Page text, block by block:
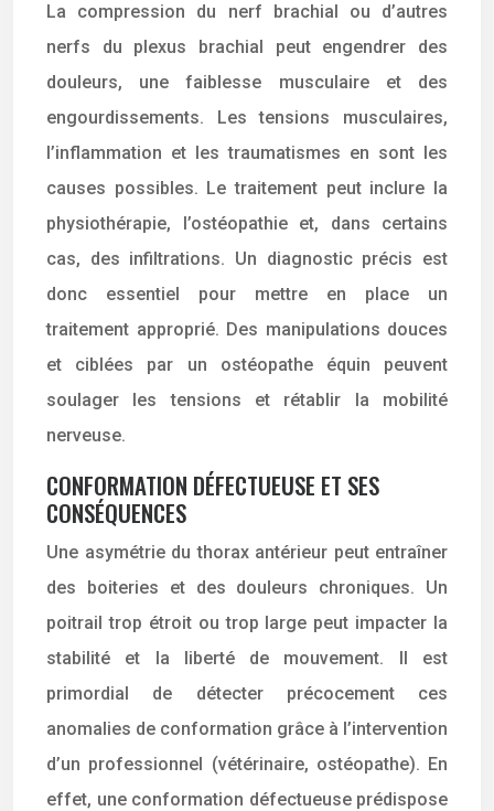
La compression du nerf brachial ou d’autres
nerfs du plexus brachial peut engendrer des
douleurs, une faiblesse musculaire et des
engourdissements. Les tensions musculaires,
l’inflammation et les traumatismes en sont les
causes possibles. Le traitement peut inclure la
physiothérapie, l’ostéopathie et, dans certains
cas, des infiltrations. Un diagnostic précis est
donc essentiel pour mettre en place un
traitement approprié. Des manipulations douces
et ciblées par un ostéopathe équin peuvent
soulager les tensions et rétablir la mobilité
nerveuse.
CONFORMATION DÉFECTUEUSE ET SES
CONSÉQUENCES
Une asymétrie du thorax antérieur peut entraîner
des boiteries et des douleurs chroniques. Un
poitrail trop étroit ou trop large peut impacter la
stabilité et la liberté de mouvement. Il est
primordial de détecter précocement ces
anomalies de conformation grâce à l’intervention
d’un professionnel (vétérinaire, ostéopathe). En
effet, une conformation défectueuse prédispose